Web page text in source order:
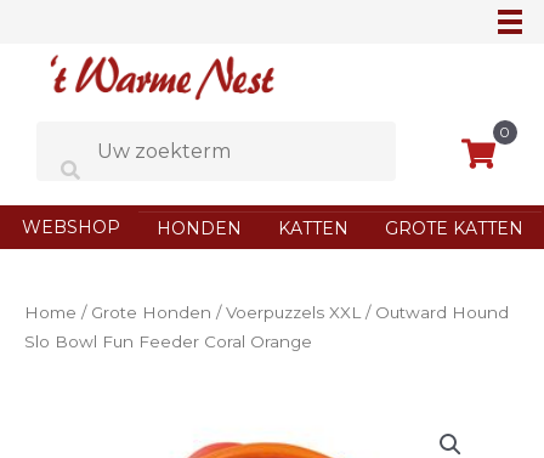
0
WEBSHOP HONDEN KATTEN GROTE KATTEN
Home / Grote Honden /Voerpuzzels XXL / Outward Hound
Slo Bowl Fun Feeder Coral Orange